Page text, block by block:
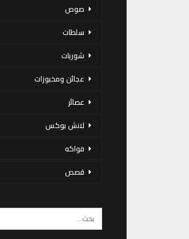
صوص
سلطات
شوربات
عجائن ومخبوزات
عصائر
لانش بوكس
فواكه
قصص